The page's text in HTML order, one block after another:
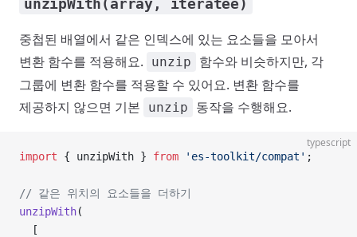
unzipWith(array, iteratee)
중첩된 배열에서 같은 인덱스에 있는 요소들을 모아서
변환 함수를 적용해요.
unzip
함수와 비슷하지만, 각
그룹에 변환 함수를 적용할 수 있어요. 변환 함수를
제공하지 않으면 기본
unzip 동작을 수행해요.
typescript
import { unzipWith } from 'es-toolkit/compat' ;
// 같은 위치의 요소들을 더하기
unzipWith(
  [